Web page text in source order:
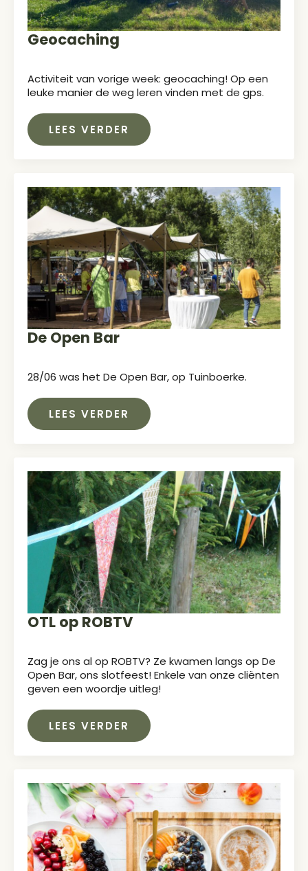
Geocaching
Activiteit van vorige week: geocaching! Op een
leuke manier de weg leren vinden met de gps.
LEES VERDER
De Open Bar
28/06 was het De Open Bar, op Tuinboerke.
LEES VERDER
OTL op ROBTV
Zag je ons al op ROBTV? Ze kwamen langs op De
Open Bar, ons slotfeest! Enkele van onze cliënten
geven een woordje uitleg!
LEES VERDER